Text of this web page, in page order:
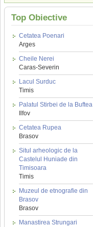
Top Obiective
Cetatea Poenari
Arges
Cheile Nerei
Caras-Severin
Lacul Surduc
Timis
Palatul Stirbei de la Buftea
Ilfov
Cetatea Rupea
Brasov
Situl arheologic de la
Castelul Huniade din
Timisoara
Timis
Muzeul de etnografie din
Brasov
Brasov
Manastirea Strungari